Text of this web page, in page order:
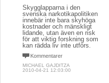
Skygglapparna i den
svenska narkotikapolitiken
innebär inte bara skyhöga
kostnader och mänskligt
lidande, utan även en risk
för att viktig forskning som
kan rädda liv inte utförs.
Kommentarer
MICHAEL GAJDITZA
2010-04-21 12:03:00